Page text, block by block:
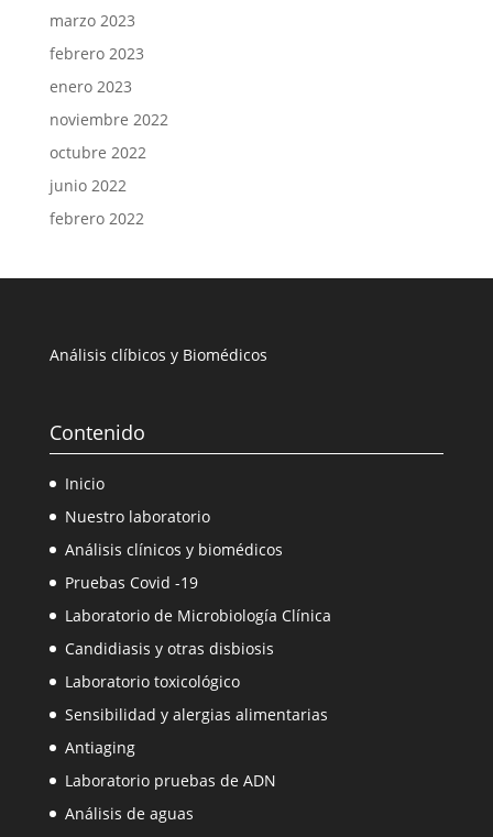
marzo 2023
febrero 2023
enero 2023
noviembre 2022
octubre 2022
junio 2022
febrero 2022
Análisis clíbicos y Biomédicos
Contenido
Inicio
Nuestro laboratorio
Análisis clínicos y biomédicos
Pruebas Covid -19
Laboratorio de Microbiología Clínica
Candidiasis y otras disbiosis
Laboratorio toxicológico
Sensibilidad y alergias alimentarias
Antiaging
Laboratorio pruebas de ADN
Análisis de aguas